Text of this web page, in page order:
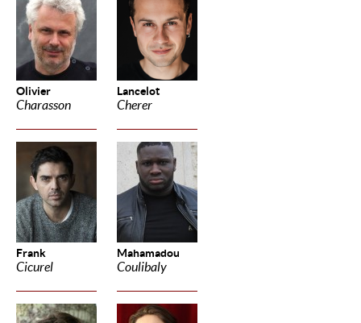
Olivier
Charasson
Lancelot
Cherer
Frank
Cicurel
Mahamadou
Coulibaly